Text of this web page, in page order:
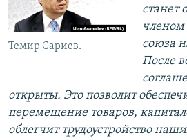
Темир Сариев.
станет
союза
После
открыты. Это позволит
перемещение товаров,
облегчит трудоустройство